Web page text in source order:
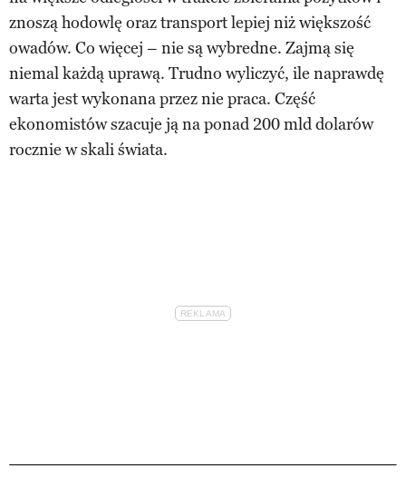
znoszą hodowlę oraz transport lepiej niż większość
owadów. Co więcej – nie są wybredne. Zajmą się
niemal każdą uprawą. Trudno wyliczyć, ile naprawdę
warta jest wykonana przez nie praca. Część
ekonomistów szacuje ją na ponad 200 mld dolarów
rocznie w skali świata.